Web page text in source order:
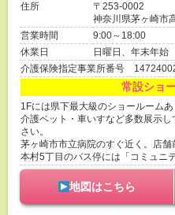
住所
〒253-0002
神奈川県茅ヶ崎市
営業時間
9:00～18:00
休業日
日曜日、年末年始
介護保険指定事業所番号
常設ショ
1Fには県下最大級のショールームあ
介護ベット・車いすなど多数展示
さい。
茅ヶ崎市市立病院のすぐ近く。店舗
本村5丁目のバス停には「コミュニ
地図はこちら